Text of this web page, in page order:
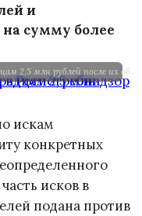
и
сумму более
2,5 млн рублей после их
искам
конкретных
исков в
подана против